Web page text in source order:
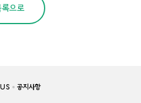
으로
공지사항